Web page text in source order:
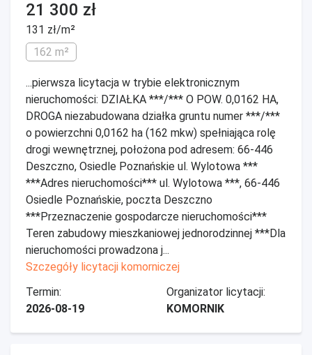
21 300 zł
131 zł/m²
162 m²
...pierwsza licytacja w trybie elektronicznym
nieruchomości: DZIAŁKA ***/*** O POW. 0,0162 HA,
DROGA niezabudowana działka gruntu numer ***/***
o powierzchni 0,0162 ha (162 mkw) spełniająca rolę
drogi wewnętrznej, położona pod adresem: 66-446
Deszczno, Osiedle Poznańskie ul. Wylotowa ***
***Adres nieruchomości*** ul. Wylotowa ***, 66-446
Osiedle Poznańskie, poczta Deszczno
***Przeznaczenie gospodarcze nieruchomości***
Teren zabudowy mieszkaniowej jednorodzinnej ***Dla
nieruchomości prowadzona j...
Szczegóły licytacji komorniczej
Termin:
2026-08-19
Organizator licytacji:
KOMORNIK